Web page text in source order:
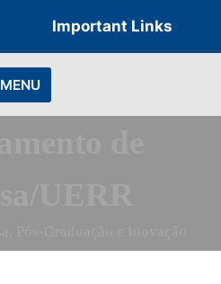
Important Links
MENU